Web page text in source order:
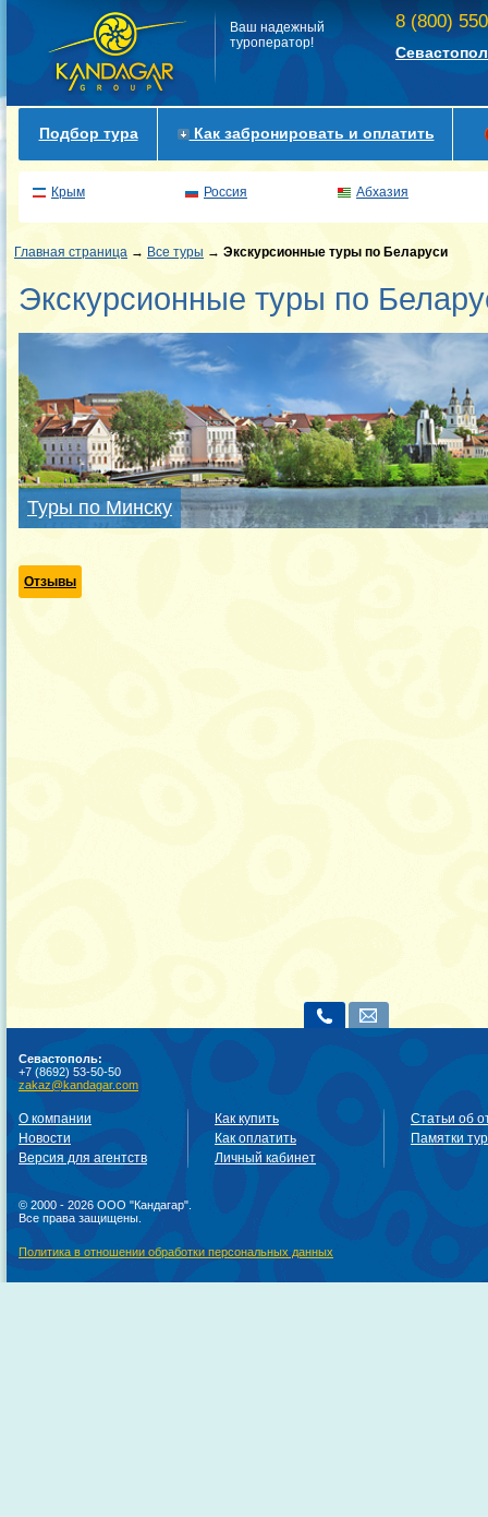
Ваш надежный
туроператор!
8 (800)
Подбор тура Как забронировать и оплатить
Крым Россия Абхазия
Главная страница → Все туры → Экскурсионные туры по Беларуси
Экскурсионные туры по
Туры по Минску
Отзывы
Севастополь:
+7 (8692) 53-50-50
zakaz@kandagar.com
О компании
Новости
Версия для агентств
Как купить
Как оплатить
Личный кабинет
Статьи об
Памятки
© 2000 - 2026 ООО "Кандагар".
Все права защищены.
Политика в отношении обработки персональных данных